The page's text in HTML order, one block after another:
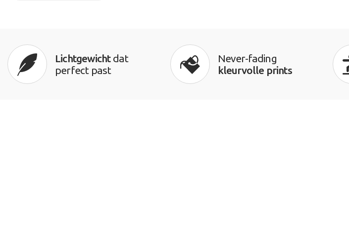
Lichtgewichtdat
perfect past
Never-fading
kleurvolle prints